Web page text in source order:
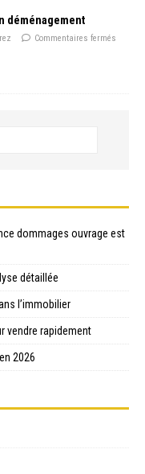
déménagement
Commentaires fermés
dommages ouvrage est
détaillée
l’immobilier
vendre rapidement
2026